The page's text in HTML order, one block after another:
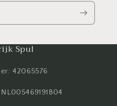
Spul
42065576